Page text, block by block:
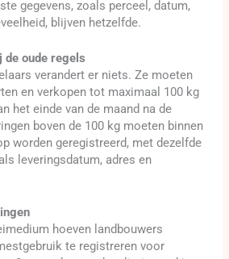
gegevens, zoals perceel, datum,
blijven hetzelfde.
de oude regels
verandert er niets. Ze moeten
en verkopen tot maximaal 100 kg
het einde van de maand na de
boven de 100 kg moeten binnen
worden geregistreerd, met dezelfde
leveringsdatum, adres en
hoeven landbouwers
te registreren voor